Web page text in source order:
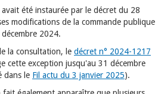
été instaurée par le décret du 28
modifications de la commande publique
2024.
la consultation, le décret n° 2024-1217
cette exception jusqu'au 31 décembre
dans le Fil actu du 3 janvier 2025).